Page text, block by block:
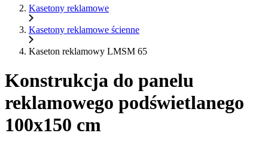
Kasetony reklamowe
Kasetony reklamowe ścienne
Kaseton reklamowy LMSM 65
Konstrukcja do panelu
reklamowego podświetlanego
100x150 cm